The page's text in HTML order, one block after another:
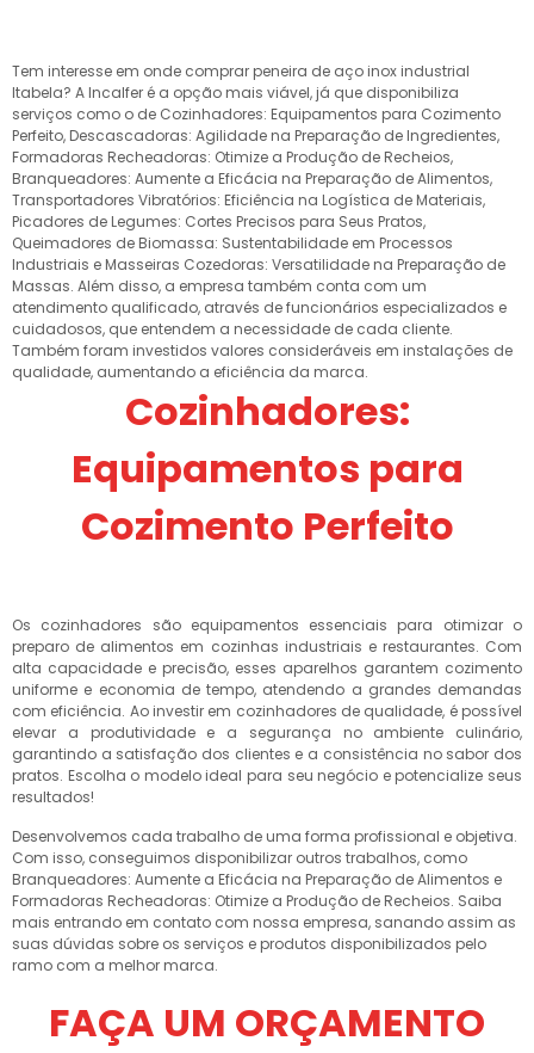
Tem interesse em onde comprar peneira de aço inox industrial
Itabela? A Incalfer é a opção mais viável, já que disponibiliza
serviços como o de Cozinhadores: Equipamentos para Cozimento
Perfeito, Descascadoras: Agilidade na Preparação de Ingredientes,
Formadoras Recheadoras: Otimize a Produção de Recheios,
Branqueadores: Aumente a Eficácia na Preparação de Alimentos,
Transportadores Vibratórios: Eficiência na Logística de Materiais,
Picadores de Legumes: Cortes Precisos para Seus Pratos,
Queimadores de Biomassa: Sustentabilidade em Processos
Industriais e Masseiras Cozedoras: Versatilidade na Preparação de
Massas. Além disso, a empresa também conta com um
atendimento qualificado, através de funcionários especializados e
cuidadosos, que entendem a necessidade de cada cliente.
Também foram investidos valores consideráveis em instalações de
qualidade, aumentando a eficiência da marca.
Cozinhadores:
Equipamentos para
Cozimento Perfeito
Os cozinhadores são equipamentos essenciais para otimizar o
preparo de alimentos em cozinhas industriais e restaurantes. Com
alta capacidade e precisão, esses aparelhos garantem cozimento
uniforme e economia de tempo, atendendo a grandes demandas
com eficiência. Ao investir em cozinhadores de qualidade, é possível
elevar a produtividade e a segurança no ambiente culinário,
garantindo a satisfação dos clientes e a consistência no sabor dos
pratos. Escolha o modelo ideal para seu negócio e potencialize seus
resultados!
Desenvolvemos cada trabalho de uma forma profissional e objetiva.
Com isso, conseguimos disponibilizar outros trabalhos, como
Branqueadores: Aumente a Eficácia na Preparação de Alimentos e
Formadoras Recheadoras: Otimize a Produção de Recheios. Saiba
mais entrando em contato com nossa empresa, sanando assim as
suas dúvidas sobre os serviços e produtos disponibilizados pelo
ramo com a melhor marca.
FAÇA UM ORÇAMENTO